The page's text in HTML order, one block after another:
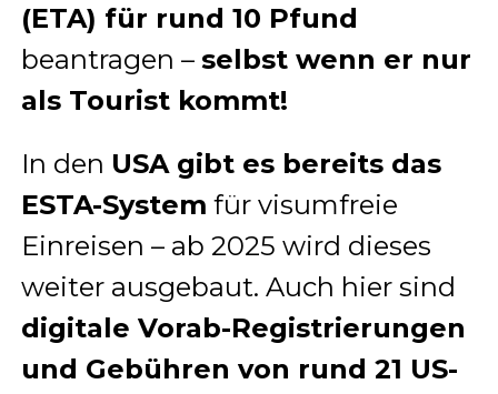
(ETA) für rund 10 Pfund
beantragen – selbst wenn er nur
als Tourist kommt!
In den USA gibt es bereits das
ESTA-System für visumfreie
Einreisen – ab 2025 wird dieses
weiter ausgebaut. Auch hier sind
digitale Vorab-Registrierungen
und Gebühren von rund 21 US-